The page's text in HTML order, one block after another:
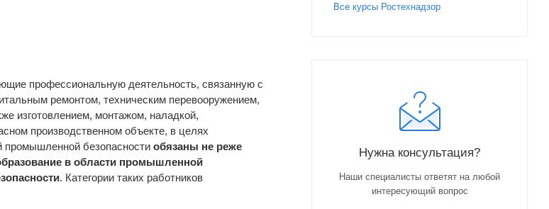
профессиональную деятельность, связанную с
ремонтом, техническим перевооружением,
изготовлением, монтажом, наладкой,
производственном объекте, в целях
промышленной безопасности обязаны не реже
в области промышленной
. Категории таких работников
Все курсы Ростехнадзор
Нужна консультация?
Наши специалисты ответят на любой
интересующий вопрос